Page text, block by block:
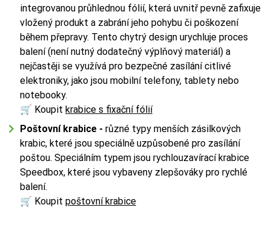
integrovanou průhlednou fólií, která uvnitř pevně zafixuje
vložený produkt a zabrání jeho pohybu či poškození
během přepravy. Tento chytrý design urychluje proces
balení (není nutný dodatečný výplňový materiál) a
nejčastěji se využívá pro bezpečné zasílání citlivé
elektroniky, jako jsou mobilní telefony, tablety nebo
notebooky.
🛒 Koupit krabice s fixační fólií
Poštovní krabice - různé typy menších zásilkových
krabic, které jsou speciálně uzpůsobené pro zasílání
poštou. Speciálním typem jsou rychlouzavírací krabice
Speedbox, které jsou vybaveny zlepšováky pro rychlé
balení.
🛒 Koupit poštovní krabice